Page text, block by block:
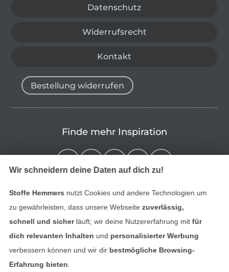
Datenschutz
Widerrufsrecht
Kontakt
Bestellung widerrufen
Finde mehr Inspiration
Wir schneidern deine Daten auf dich zu!
Stoffe Hemmers nutzt Cookies und andere Technologien um
zu gewährleisten, dass unsere Webseite zuverlässig,
schnell und sicherläuft; wir deine Nutzererfahrung mitfür
dich relevanten Inhalten und personalisierter Werbung
verbessern können und wir dir bestmögliche Browsing-
Erfahrung bieten